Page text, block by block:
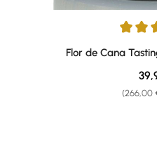
Durchschnittliche
Flor de Cana
(266,00